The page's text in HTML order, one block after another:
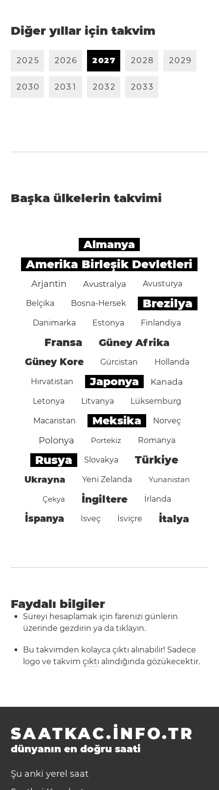
Diğer yıllar için takvim
2025 2026 2027 2028 2029
2030 203 1 2032 2033
Başka ülkelerin takvimi
Almanya
Amerika Birleşik Devletleri
Arjantin Avustralya Avusturya
Belçika Bosna-Hersek Brezilya
Danimarka Estonya Finlandiya
Fransa Güney Afrika
Güney Kore Gürcistan Hollanda
Hırvatistan Japonya Kanada
Letonya Litvanya Lüksemburg
Macaristan Meksika Norveç
Polonya Portekiz Romanya
Rusya Slovakya Türkiye
Ukrayna Yeni Zelanda Yunanistan
Çekya İngiltere İrlanda
İspanya İsveç İsviçre İtalya
Faydalı bilgiler
Süreyi hesaplamak için farenizi günlerin
üzerinde gezdirin ya da tıklayın.
Bu takvimden kolayca çıktı alınabilir! Sadece
logo ve takvimçıktı alındığında gözükecektir.
SAATKAC.INFO.TR
dünyanın en doğru saati
Şu anki yerel saat